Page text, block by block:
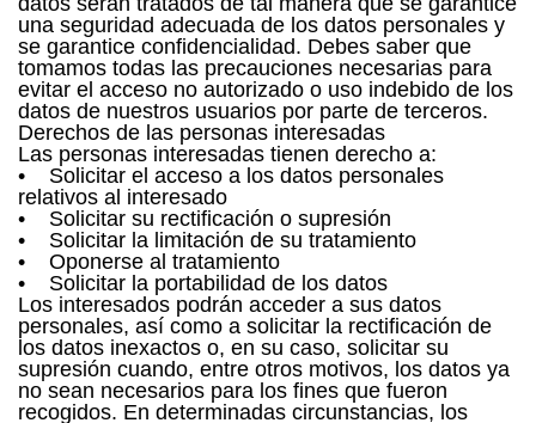
una seguridad adecuada de los datos personales y
se garantice confidencialidad. Debes saber que
tomamos todas las precauciones necesarias para
evitar el acceso no autorizado o uso indebido de los
datos de nuestros usuarios por parte de terceros.
Derechos de las personas interesadas
Las personas interesadas tienen derecho a:
• Solicitar el acceso a los datos personales
relativos al interesado
• Solicitar su rectificación o supresión
• Solicitar la limitación de su tratamiento
• Oponerse al tratamiento
• Solicitar la portabilidad de los datos
Los interesados podrán acceder a sus datos
personales, así como a solicitar la rectificación de
los datos inexactos o, en su caso, solicitar su
supresión cuando, entre otros motivos, los datos ya
no sean necesarios para los fines que fueron
recogidos. En determinadas circunstancias, los